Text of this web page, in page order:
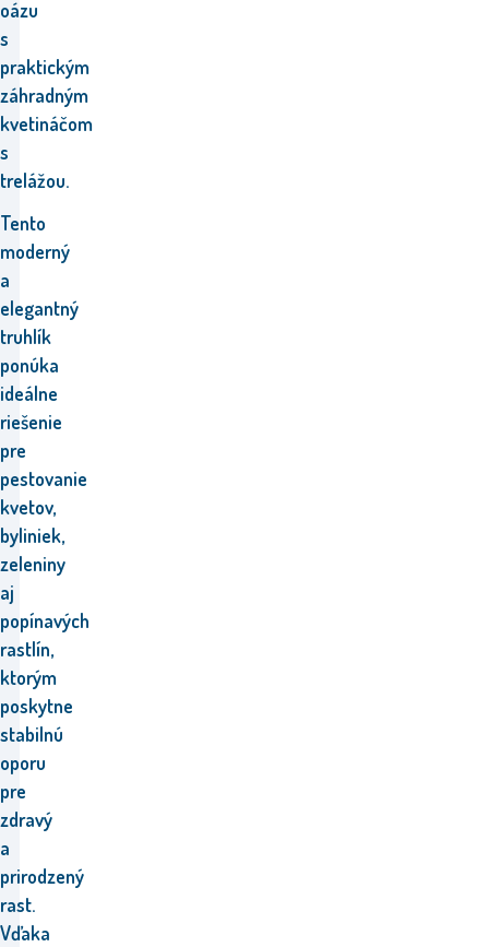
oázu
s
praktickým
záhradným
kvetináčom
s
trelážou.
Tento
moderný
a
elegantný
truhlík
ponúka
ideálne
riešenie
pre
pestovanie
kvetov,
byliniek,
zeleniny
aj
popínavých
rastlín,
ktorým
poskytne
stabilnú
oporu
pre
zdravý
a
prirodzený
rast.
Vďaka